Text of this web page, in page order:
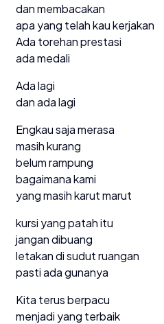
dan membacakan
apa yang telah kau kerjakan
Ada torehan prestasi
ada medali
Ada lagi
dan ada lagi
Engkau saja merasa
masih kurang
belum rampung
bagaimana kami
yang masih karut marut
kursi yang patah itu
jangan dibuang
letakan di sudut ruangan
pasti ada gunanya
Kita terus berpacu
menjadi yang terbaik